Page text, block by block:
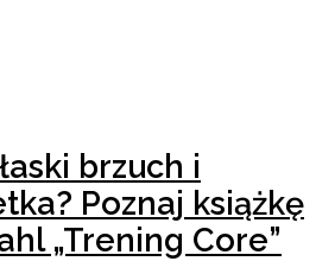
brzuch i
Poznaj książkę
„Trening Core”